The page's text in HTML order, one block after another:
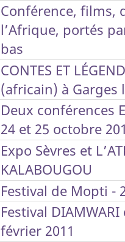
Conférence, films,
l’Afrique, portés
bas
CONTES ET
(africain) à Garges
Deux conférences
24 et 25 octobre
Expo Sèvres et
KALABOUGOU
Festival de Mopti -
Festival
février 2011